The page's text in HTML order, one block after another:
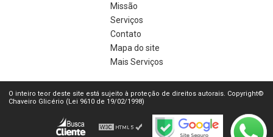
Missão
Serviços
Contato
Mapa do site
Mais Serviços
O inteiro teor deste site está sujeito à proteção de direitos autorais. Copyright©
Chaveiro Glicério (Lei 9610 de 19/02/1998)